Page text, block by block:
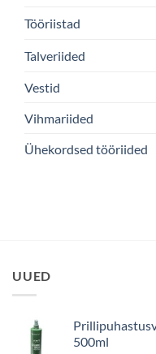
Tööriistad
Talveriided
Vestid
Vihmariided
Ühekordsed tööriided
UUED
500ml